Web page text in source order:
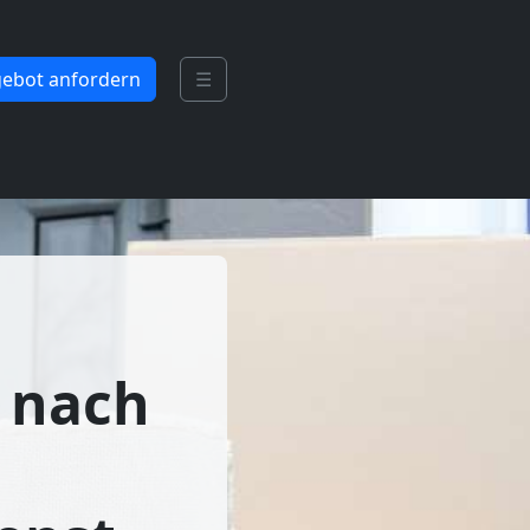
anfordern ☰